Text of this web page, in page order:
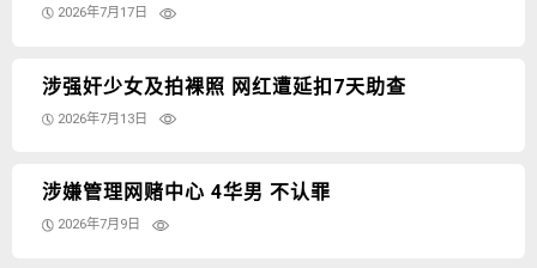
2026年7月17日
涉强奸少女及拍裸照 网红遭延扣7天助查
2026年7月13日
涉嫌管理网赌中心 4华男 不认罪
2026年7月9日